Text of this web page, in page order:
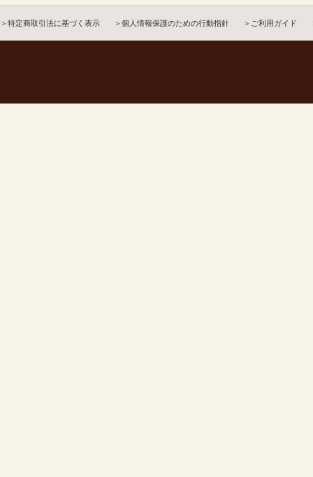
＞特定商取引法に基づく表示 ＞個人情報保護のための行動指針 ＞ご利用ガイド